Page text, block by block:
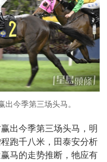
出今季第三场头马。
出今季第三场头马，明
跑千八米，田泰安分析
马的走势推断，牠应有